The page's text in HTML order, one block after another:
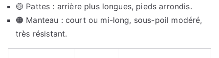
🟡 Pattes : arrière plus longues, pieds arrondis.
🟠 Manteau : court ou mi-long, sous-poil modéré,
très résistant.